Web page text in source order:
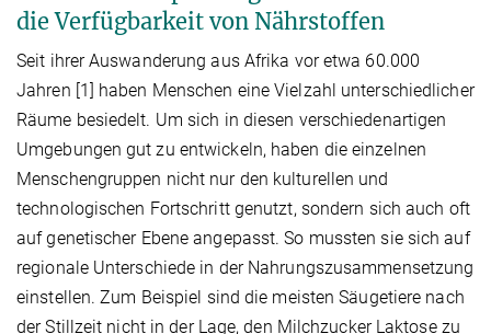
die Verfügbarkeit von Nährstoffen
Seit ihrer Auswanderung aus Afrika vor etwa 60.000
Jahren [1] haben Menschen eine Vielzahl unterschiedlicher
Räume besiedelt. Um sich in diesen verschiedenartigen
Umgebungen gut zu entwickeln, haben die einzelnen
Menschengruppen nicht nur den kulturellen und
technologischen Fortschritt genutzt, sondern sich auch oft
auf genetischer Ebene angepasst. So mussten sie sich auf
regionale Unterschiede in der Nahrungszusammensetzung
einstellen. Zum Beispiel sind die meisten Säugetiere nach
der Stillzeit nicht in der Lage, den Milchzucker Laktose zu